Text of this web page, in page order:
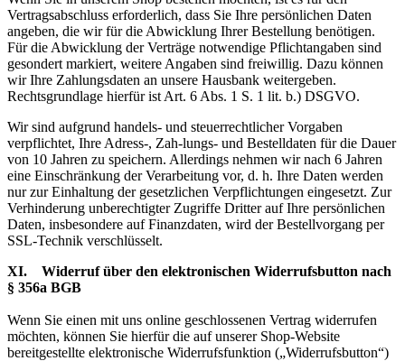
Vertragsabschluss erforderlich, dass Sie Ihre persönlichen Daten
angeben, die wir für die Abwicklung Ihrer Bestellung benötigen.
Für die Abwicklung der Verträge notwendige Pflichtangaben sind
gesondert markiert, weitere Angaben sind freiwillig. Dazu können
wir Ihre Zahlungsdaten an unsere Hausbank weitergeben.
Rechtsgrundlage hierfür ist Art. 6 Abs. 1 S. 1 lit. b.) DSGVO.
Wir sind aufgrund handels- und steuerrechtlicher Vorgaben
verpflichtet, Ihre Adress-, Zah-lungs- und Bestelldaten für die Dauer
von 10 Jahren zu speichern. Allerdings nehmen wir nach 6 Jahren
eine Einschränkung der Verarbeitung vor, d. h. Ihre Daten werden
nur zur Einhaltung der gesetzlichen Verpflichtungen eingesetzt. Zur
Verhinderung unberechtigter Zugriffe Dritter auf Ihre persönlichen
Daten, insbesondere auf Finanzdaten, wird der Bestellvorgang per
SSL-Technik verschlüsselt.
XI. Widerruf über den elektronischen Widerrufsbutton nach
§ 356a BGB
Wenn Sie einen mit uns online geschlossenen Vertrag widerrufen
möchten, können Sie hierfür die auf unserer Shop-Website
bereitgestellte elektronische Widerrufsfunktion („Widerrufsbutton“)